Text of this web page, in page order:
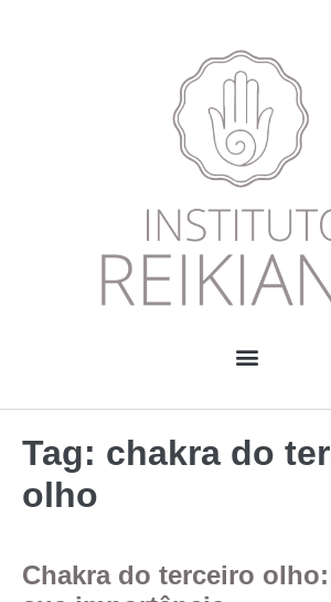
Tag: chakra do
olho
Chakra do terceiro